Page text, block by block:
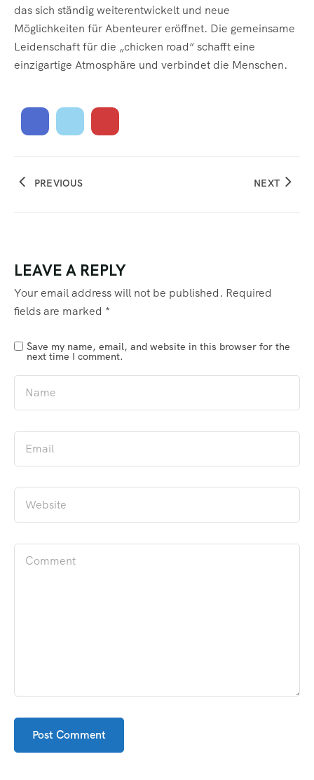
das sich ständig weiterentwickelt und neue
Möglichkeiten für Abenteurer eröffnet. Die gemeinsame
Leidenschaft für die „chicken road“ schafft eine
einzigartige Atmosphäre und verbindet die Menschen.
PREVIOUS NEXT
LEAVE A REPLY
Your email address will not be published. Required
fields are marked *
Save my name, email, and website in this browser for the
next time I comment.